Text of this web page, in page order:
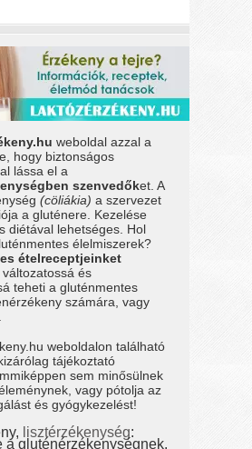
weboldal azzal a
hogy biztonságos
lássa el a
szenvedőket. A
(cöliákia) a szervezet
a gluténere. Kezelése
diétával lehetséges. Hol
élelmiszerek?
ételreceptjeinket
és
teheti a gluténmentes
számára, vagy
weboldalon található
tájékoztató
sem minősülnek
vagy pótolja az
és gyógykezelést!
lisztérzékenység:
a gluténérzékenységnek.